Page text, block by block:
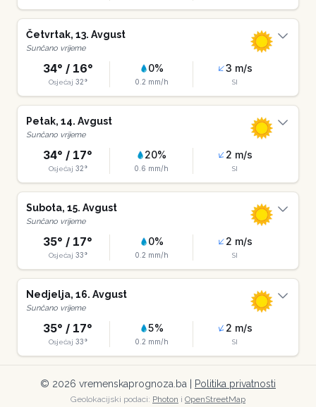
Četvrtak, 13. Avgust
Sunčano vrijeme
34° / 16°
Osjećaj 32°
0%
0.2 mm/h
3 m/s
SI
Petak, 14. Avgust
Sunčano vrijeme
34° / 17°
Osjećaj 32°
20%
0.6 mm/h
2 m/s
SI
Subota, 15. Avgust
Sunčano vrijeme
35° / 17°
Osjećaj 33°
0%
0.2 mm/h
2 m/s
SI
Nedjelja, 16. Avgust
Sunčano vrijeme
35° / 17°
Osjećaj 33°
5%
0.2 mm/h
2 m/s
SI
© 2026 vremenskaprognoza.ba | Politika privatnosti
Geolokacijski podaci: Photon i OpenStreetMap